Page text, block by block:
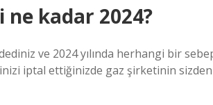
kadar 2024?
ve 2024 yılında herhangi bir
iptal ettiğinizde gaz şirketinin